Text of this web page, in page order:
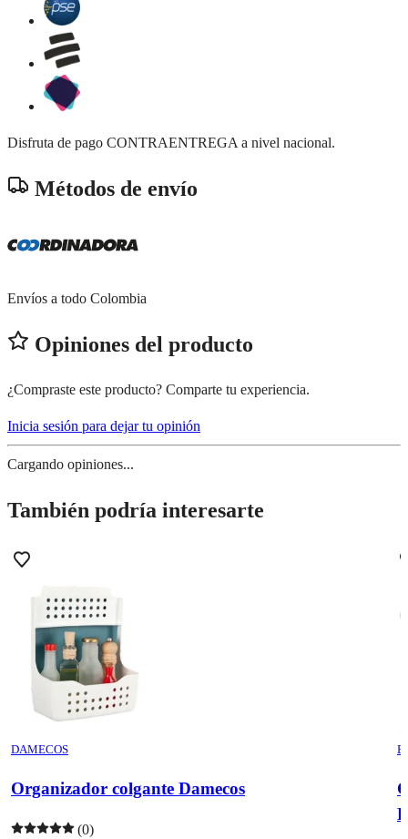
Disfruta de pago CONTRAENTREGA a nivel nacional.
Métodos de envío
Envíos a todo Colombia
Opiniones del producto
¿Compraste este producto? Comparte tu experiencia.
Inicia sesión para dejar tu opinión
Cargando opiniones...
También podría interesarte
DAMECOS
Organizador colgante Damecos
(0)